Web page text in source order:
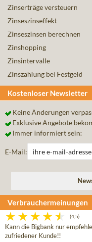
Zinserträge versteuern
Zinseszinseffekt
Zinseszinsen berechnen
Zinshopping
Zinsintervalle
Zinszahlung bei Festgeld
Kostenloser Newsletter
Keine Änderungen
Exklusive Angebote
Immer informiert sein:
E-Mail:
Verbrauchermeinungen
(4,5)
Kann die Bigbank nur
zufriedener Kunde!!